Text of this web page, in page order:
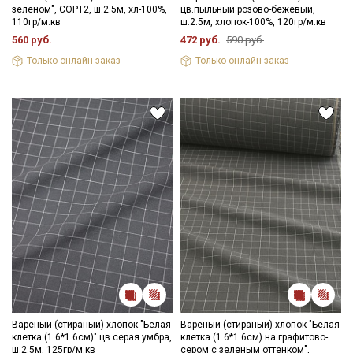
зеленом", СОРТ2, ш.2.5м, хл-100%,
110гр/м.кв
560 руб.
Только онлайн-заказ
цв.пыльный розово-бежевый,
ш.2.5м, хлопок-100%, 120гр/м.кв
472 руб. 590 руб.
Только онлайн-заказ
Вареный (стираный) хлопок "Белая
клетка (1.6*1.6см)" цв.серая умбра,
ш.2.5м, 125гр/м.кв
Вареный (стираный) хлопок "Белая
клетка (1.6*1.6см) на графитово-
сером с зеленым оттенком",